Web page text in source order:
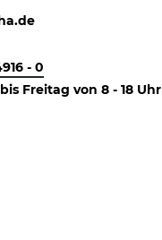
- 0
Freitag von 8 - 18 Uhr